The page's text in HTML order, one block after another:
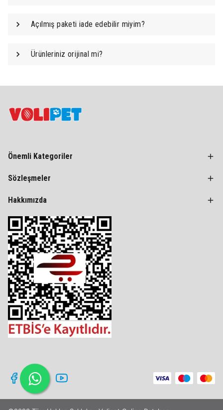
Açılmış paketi iade edebilir miyim?
Ürünleriniz orijinal mi?
Önemli Kategoriler
Sözleşmeler
Hakkımızda